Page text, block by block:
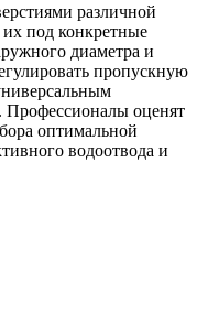
различной
их под конкретные
диаметра и
пропускную
Профессионалы оценят
оптимальной
водоотвода и